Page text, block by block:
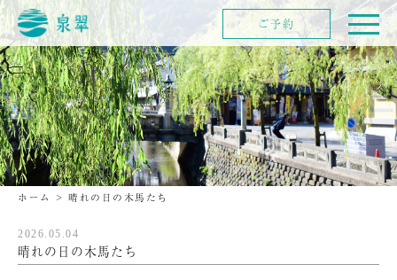
ホーム > 晴れの日の木馬たち
2026.05.04
晴れの日の木馬たち
ご予約